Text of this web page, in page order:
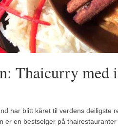
Thaicurry med
har blitt kåret til verdens deiligste
er en bestselger på